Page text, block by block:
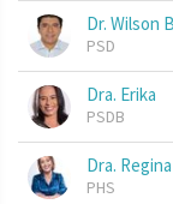
Dr. Wilson
PSD
Dra. Erika
PSDB
Dra.
PHS